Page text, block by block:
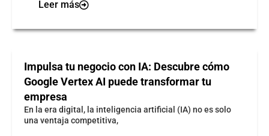
Leer más
Impulsa tu negocio con IA: Descubre cómo
Google Vertex AI puede transformar tu
empresa
En la era digital, la inteligencia artificial (IA) no es solo
una ventaja competitiva,